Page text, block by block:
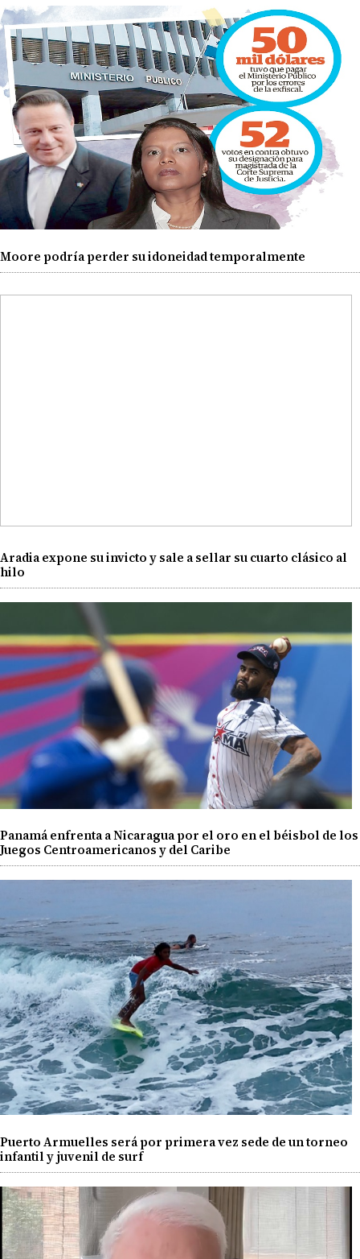
Moore podría perder su idoneidad temporalmente
Aradia expone su invicto y sale a sellar su cuarto clásico al
hilo
Panamá enfrenta a Nicaragua por el oro en el béisbol de los
Juegos Centroamericanos y del Caribe
Puerto Armuelles será por primera vez sede de un torneo
infantil y juvenil de surf